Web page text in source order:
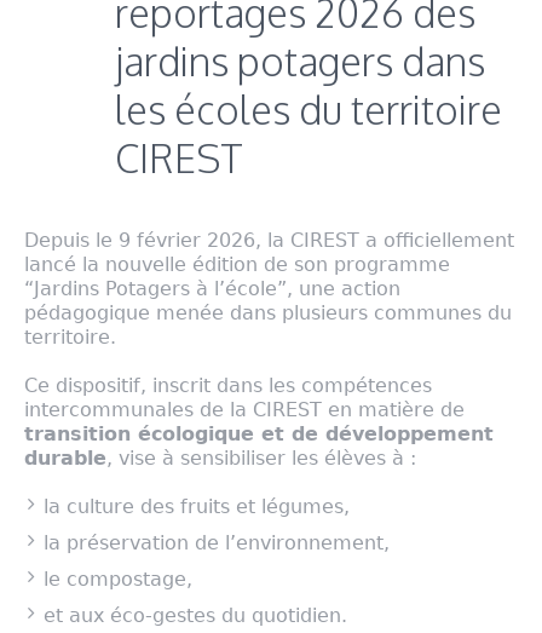
reportages 2026 des
jardins potagers dans
les écoles du territoire
CIREST
Depuis le 9 février 2026, la CIREST a officiellement
lancé la nouvelle édition de son programme
“Jardins Potagers à l’école”, une action
pédagogique menée dans plusieurs communes du
territoire.
Ce dispositif, inscrit dans les compétences
intercommunales de la CIREST en matière de
transition écologique et de développement
durable, vise à sensibiliser les élèves à :
la culture des fruits et légumes,
la préservation de l’environnement,
le compostage,
et aux éco-gestes du quotidien.